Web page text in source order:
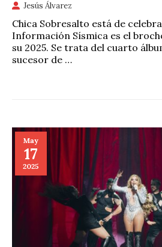
Jesús Álvarez
Chica Sobresalto está de
Información Sísmica es el
su 2025. Se trata del cuarto
sucesor de …
May
17
2025